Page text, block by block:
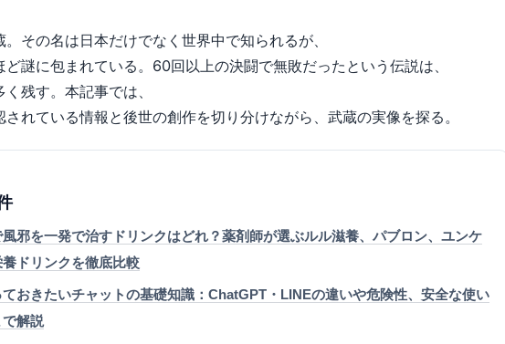
その名は日本だけでなく世界中で知られるが、
謎に包まれている。60回以上の決闘で無敗だったという伝説は、
残す。本記事では、
されている情報と後世の創作を切り分けながら、武蔵の実像を探る。
風邪を一発で治すドリンクはどれ？薬剤師が選ぶルル滋養、パブロン、ユンケ
ドリンクを徹底比較
おきたいチャットの基礎知識：ChatGPT・LINEの違いや危険性、安全な使い
解説